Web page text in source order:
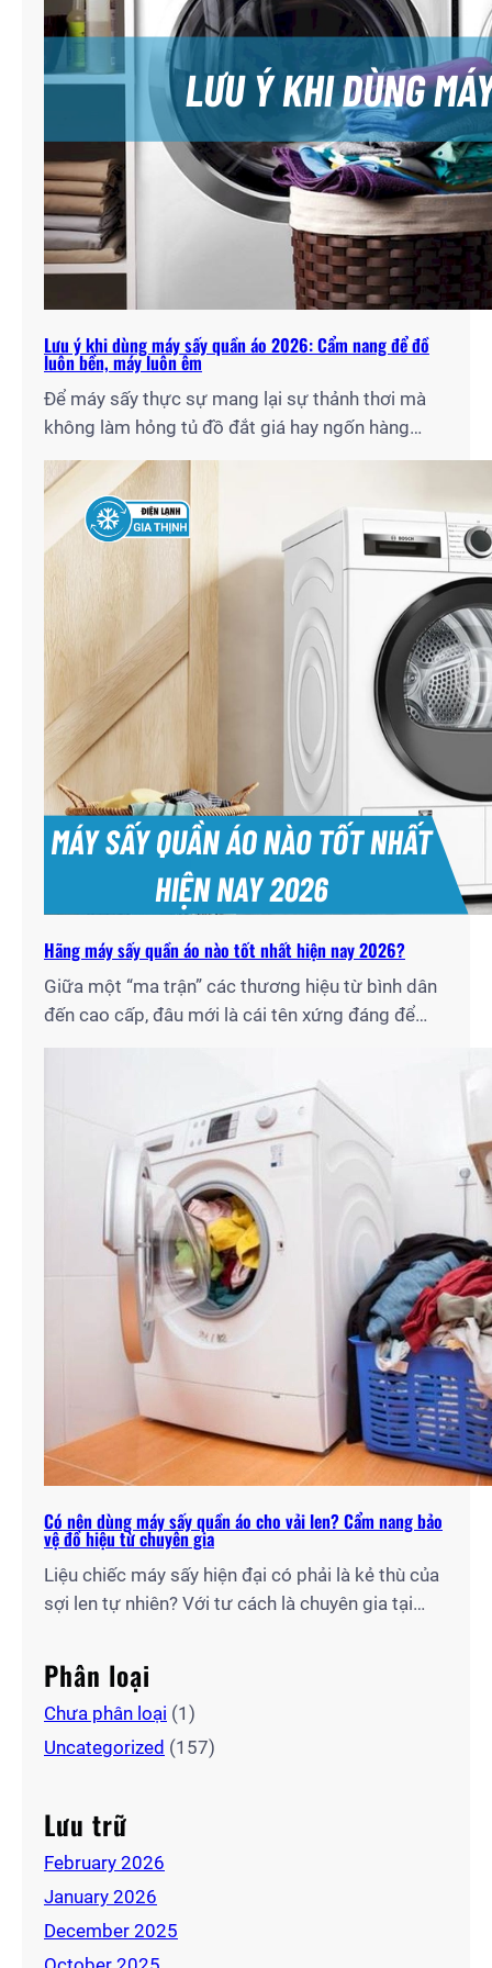
Lưu ý khi dùng máy sấy quần áo 2026: Cẩm nang để đồ
luôn bền, máy luôn êm
Để máy sấy thực sự mang lại sự thảnh thơi mà
không làm hỏng tủ đồ đắt giá hay ngốn hàng
triệu đồng tiền điện mỗi tháng, bạn cần nắm rõ
những quy tắc vận hành chuẩn chuyên gia. Với tư
cách là đội ngũ kỹ thuật lâu năm tại Điện Lạnh
Gia Thịnh, tôi…
Hãng máy sấy quần áo nào tốt nhất hiện nay 2026?
Giữa một “ma trận” các thương hiệu từ bình dân
đến cao cấp, đâu mới là cái tên xứng đáng để
bạn xuống tiền? Với tư cách là chuyên gia lâu
đặt và bảo trì hàng nghìn chiếc máy sấy cho bà
Có nên dùng máy sấy quần áo cho vải len? Cẩm nang bảo
vệ đồ hiệu từ chuyên gia
Liệu chiếc máy sấy hiện đại có phải là kẻ thù của
sợi len tự nhiên? Với tư cách là chuyên gia tại
hỏi: “Có nên dùng máy sấy quần áo cho vải len
hay không?” và chia sẻ quy trình sấy chuẩn kỹ…
Phân loại
Chưa phân loại (1)
Uncategorized (157)
Lưu trữ
February 2026
January 2026
December 2025